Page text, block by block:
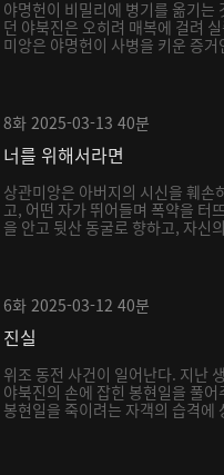
야명헌이 비밀리에 병기를 옮기는
던 야북진은 오히려 매복에 걸려
미앙은 야명헌이 사병을 키운 증
8화 2025-03-13 40분
너를 위해서라면
상관미앙은 아버지의 시신을 훼손
고, 어떤 자가 뛰어들며 폭약을 터뜨린다. 야북진은
을 안고 뒷산 동굴로 향하고, 자신
6화 2025-03-12 40분
진실
위조 동전 사건이 일어난다. 지난
야북진의 손에 잡힌 봉현일을 풀
봉현일을 죽이려는 자객의 습격에